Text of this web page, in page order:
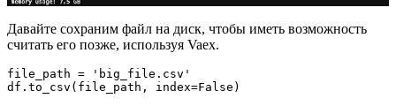
Давайте сохраним файл на диск, чтобы иметь возможность
считать его позже, используя Vaex.
file_path = 'big_file.csv'
df.to_csv(file_path, index=False)